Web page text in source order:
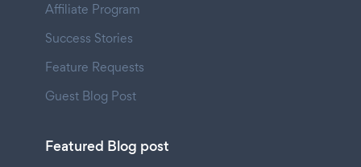
Affiliate Program
Success Stories
Feature Requests
Guest Blog Post
Featured Blog post